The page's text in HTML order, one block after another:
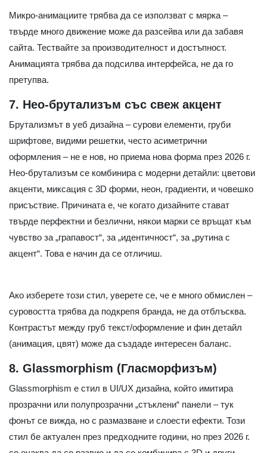
Микро-анимациите трябва да се използват с мярка –
твърде много движение може да разсейва или да забавя
сайта. Тествайте за производителност и достъпност.
Анимацията трябва да подсилва интерфейса, не да го
претупва.
7. Нео-брутализъм със свеж акцент
Брутализмът в уеб дизайна – сурови елементи, груби
шрифтове, видими решетки, често асиметрични
оформления – не е нов, но приема нова форма през 2026 г.
Нео-брутализъм се комбинира с модерни детайли: цветови
акценти, миксация с 3D форми, неон, градиенти, и човешко
присъствие. Причината е, че когато дизайните стават
твърде перфектни и безлични, някои марки се връщат към
чувство за „грапавост“, за „идентичност“, за „рутина с
акцент“. Това е начин да се отличиш.
Ако изберете този стил, уверете се, че е много обмислен –
суровостта трябва да подкрепя бранда, не да отблъсква.
Контрастът между груб текст/оформление и фин детайл
(анимация, цвят) може да създаде интересен баланс.
8. Glassmorphism (Гласморфизъм)
Glassmorphism e стил в UI/UX дизайна, който имитира
прозрачни или полупрозрачни „стъклени“ панели – тук
фонът се вижда, но с размазване и слоести ефекти. Този
стил бе актуален през предходните години, но през 2026 г.